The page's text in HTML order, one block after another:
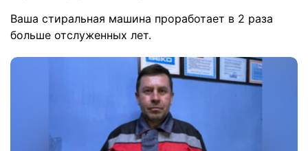
Лучше всего доверить ремонт опытному мастеру,
так как самостоятельная диагностика может
повредить машину.
Ваша стиральная машина проработает в 2 раза
больше отслуженных лет.